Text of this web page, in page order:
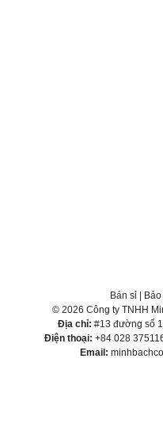
Bán sỉ
© 2026 Công ty TNHH
Địa chỉ: #13 đường số
Điện thoại: +84 028
Email: